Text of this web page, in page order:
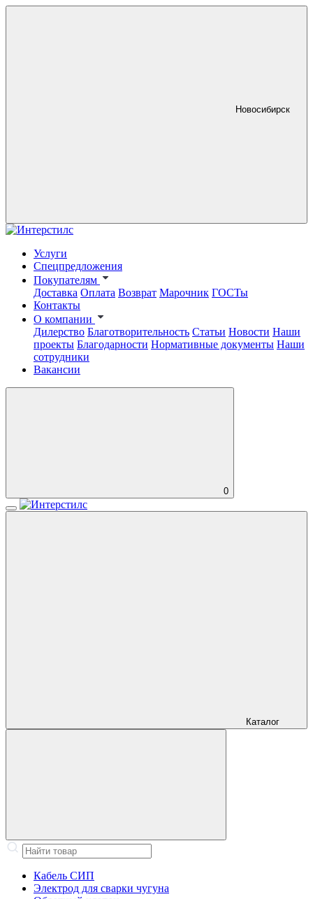
Новосибирск
Услуги
Спецпредложения
Покупателям
Доставка Оплата Возврат Марочник ГОСТы
Контакты
О компании
Дилерство Благотворительность Статьи Новости Наши
проекты Благодарности Нормативные документы Наши
сотрудники
Вакансии
0
Каталог
Кабель СИП
Электрод для сварки чугуна